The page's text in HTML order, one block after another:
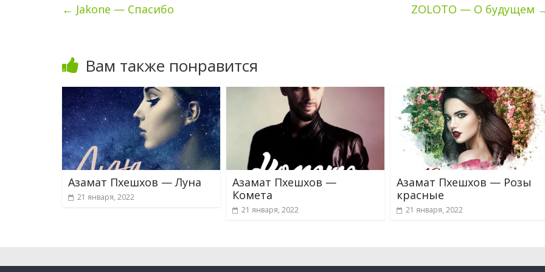
← Jakone — Спасибо ZOLOTO — О будущем
Вам также понравится
Азамат Пхешхов — Луна
21 января, 2022
Азамат Пхешхов —
Комета
21 января, 2022
Азамат Пхешхов — Розы
красные
21 января, 2022